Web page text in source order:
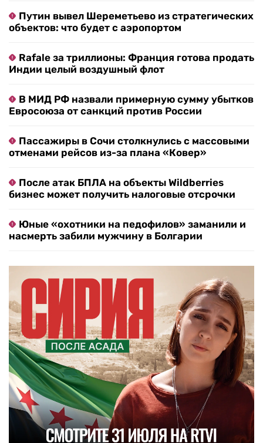
Путин вывел Шереметьево из стратегических
объектов: что будет с аэропортом
Rafale за триллионы: Франция готова продать
Индии целый воздушный флот
В МИД РФ назвали примерную сумму убытков
Евросоюза от санкций против России
Пассажиры в Сочи столкнулись с массовыми
отменами рейсов из-за плана «Ковер»
После атак БПЛА на объекты Wildberries
бизнес может получить налоговые отсрочки
Юные «охотники на педофилов» заманили и
насмерть забили мужчину в Болгарии